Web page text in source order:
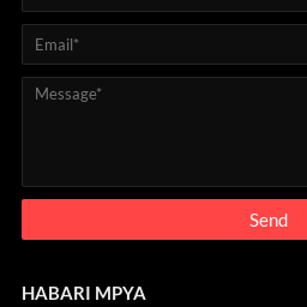
HABARI MPYA